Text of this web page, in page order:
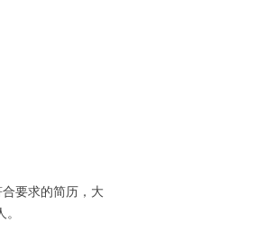
要求的简历，大
。